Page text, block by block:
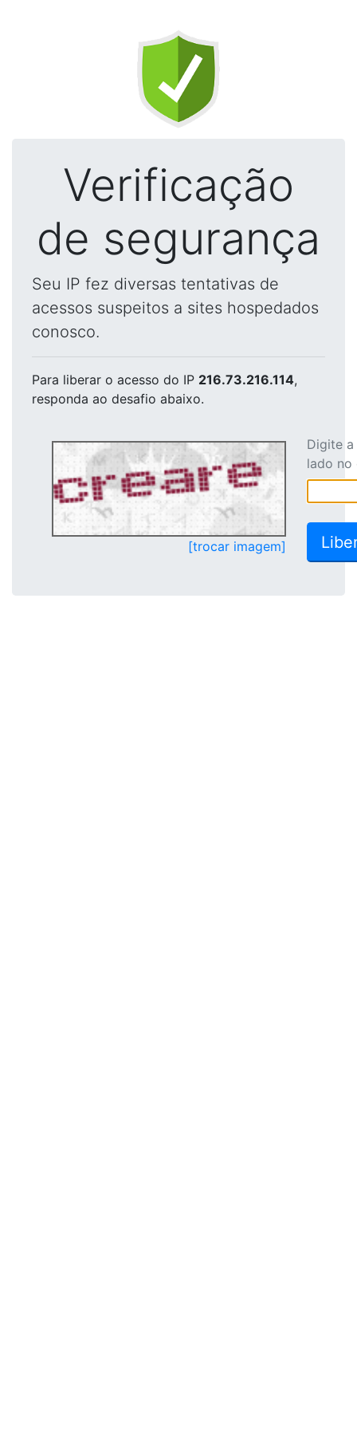
Verificação
de segurança
Seu IP fez diversas tentativas de
acessos suspeitos a sites hospedados
conosco.
Para liberar o acesso do IP 216.73.216.114,
responda ao desafio abaixo.
[trocar imagem]
Digite
lado no